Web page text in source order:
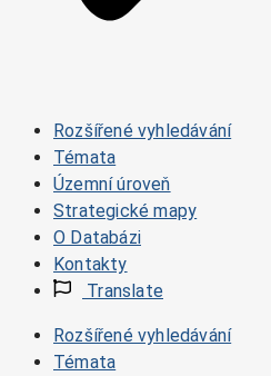
Rozšířené vyhledávání
Témata
Územní úroveň
Strategické mapy
O Databázi
Kontakty
Translate
Rozšířené vyhledávání
Témata